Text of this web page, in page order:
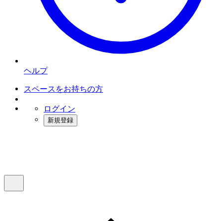
ヘルプ
スペースをお持ちの方
ログイン
新規登録